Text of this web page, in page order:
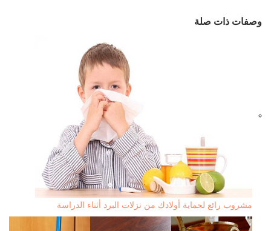
وصفات ذات صلة
مشروب رائع لحماية أولادك من نزلات البرد أثناء الدراسة